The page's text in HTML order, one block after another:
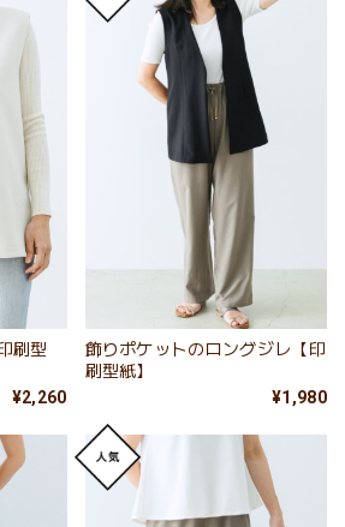
刷型
¥2,260
飾りポケットのロングジレ【印
刷型紙】
¥1,980